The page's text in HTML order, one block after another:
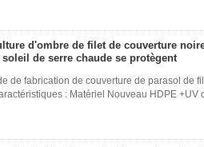
d'ombre de filet de couverture
de serre chaude se protègent
de fabrication de couverture de parasol de
: Matériel Nouveau HDPE +UV